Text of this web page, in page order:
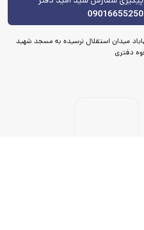
09016655250
میدان استقلال نرسیده به مسجد شهید
دفتری